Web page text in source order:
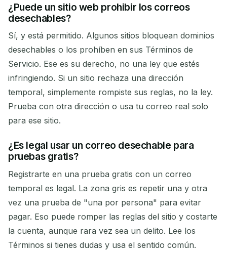
¿Puede un sitio web prohibir los correos
desechables?
Sí, y está permitido. Algunos sitios bloquean dominios
desechables o los prohíben en sus Términos de
Servicio. Ese es su derecho, no una ley que estés
infringiendo. Si un sitio rechaza una dirección
temporal, simplemente rompiste sus reglas, no la ley.
Prueba con otra dirección o usa tu correo real solo
para ese sitio.
¿Es legal usar un correo desechable para
pruebas gratis?
Registrarte en una prueba gratis con un correo
temporal es legal. La zona gris es repetir una y otra
vez una prueba de "una por persona" para evitar
pagar. Eso puede romper las reglas del sitio y costarte
la cuenta, aunque rara vez sea un delito. Lee los
Términos si tienes dudas y usa el sentido común.